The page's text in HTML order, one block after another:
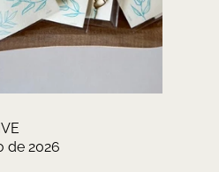
de 2026